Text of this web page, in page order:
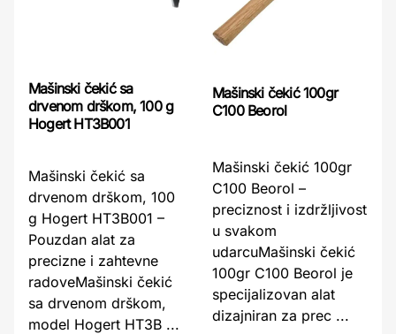
Mašinski čekić sa
drvenom drškom, 100 g
Hogert HT3B001
Mašinski čekić sa
drvenom drškom, 100
g Hogert HT3B001 –
Pouzdan alat za
precizne i zahtevne
radoveMašinski čekić
sa drvenom drškom,
model Hogert HT3B ...
Mašinski čekić 100gr
C100 Beorol
Mašinski čekić 100gr
C100 Beorol –
preciznost i izdržljivost
u svakom
udarcuMašinski čekić
100gr C100 Beorol je
specijalizovan alat
dizajniran za prec ...